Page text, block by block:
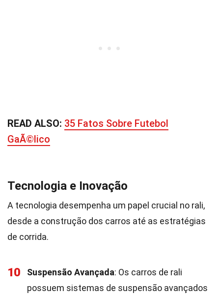
READ ALSO: 35 Fatos Sobre Futebol
GaÃ©lico
Tecnologia e Inovação
A tecnologia desempenha um papel crucial no rali,
desde a construção dos carros até as estratégias
de corrida.
10 Suspensão Avançada: Os carros de rali
possuem sistemas de suspensão avançados